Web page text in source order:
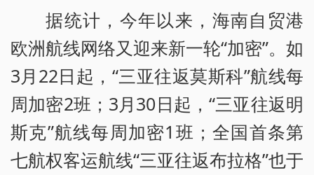
据统计，今年以来，海南自贸港
欧洲航线网络又迎来新一轮“加密”。如
3月22日起，“三亚往返莫斯科”航线每
周加密2班；3月30日起，“三亚往返明
斯克”航线每周加密1班；全国首条第
七航权客运航线“三亚往返布拉格”也于